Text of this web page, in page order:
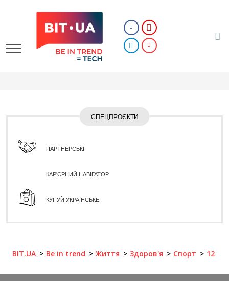
СПЕЦПРОЄКТИ
ПАРТНЕРСЬКІ
КАР'ЄРНИЙ НАВІГАТОР
КУПУЙ УКРАЇНСЬКЕ
BIT.UA Be in trend Життя Здоров'я Спорт 12